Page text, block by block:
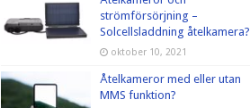
strömförsörjning –
Solcellsladdning åtelkamera?
oktober 10, 2021
Åtelkameror med eller utan
MMS funktion?